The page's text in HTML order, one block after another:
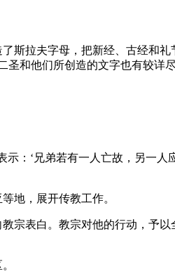
斯拉夫字母，把新经、古经和
和他们所创造的文字也有较详
：‘兄弟若有一人亡故，另一人
地，展开传教工作。
宗表白。教宗对他的行动，予